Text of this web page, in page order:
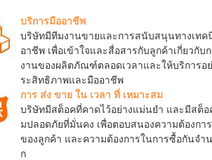
บริการมืออาชีพ
บริษัทมีทีมงานขายและการสนับสนุนทางเทค
อาชีพ เพื่อเข้าใจและสื่อสารกับลูกค้าเกี่ยวกับ
งานของผลิตภัณฑ์ตลอดเวลาและให้บริการอ
ระสิทธิภาพและมืออาชีพ
การ ส่ง ขาย ใน เวลา ที่ เหมาะสม
บริษัทมีสต็อคที่คาดไว้อย่างแม่นยํา และมีสต็อ
มปลอดภัยที่มั่นคง เพื่อตอบสนองความต้องกา
ของลูกค้า และความต้องการในการซื้อกันจํา
ก